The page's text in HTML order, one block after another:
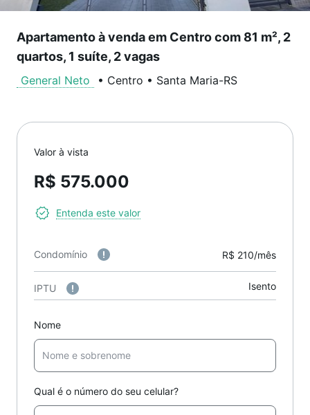
Apartamento à venda em Centro com 81 m², 2
quartos, 1 suíte, 2 vagas
General Neto • Centro • Santa Maria-RS
Valor à vista
R$ 575.000
Entenda este valor
Condomínio R$ 210/mês
IPTU Isento
Nome
Qual é o número do seu celular?